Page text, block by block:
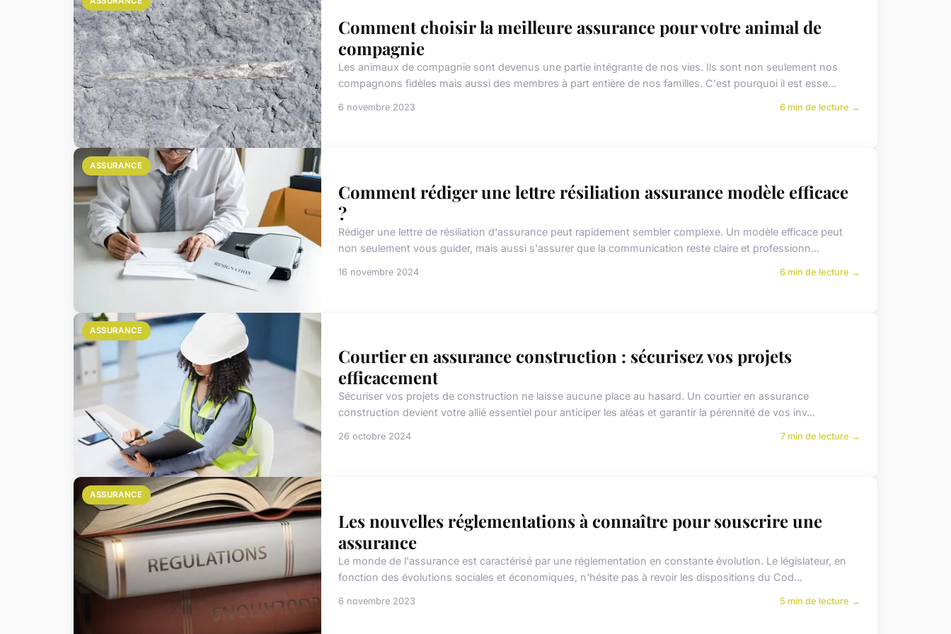
Comment choisir la meilleure assurance pour votre animal de
compagnie
Les animaux de compagnie sont devenus une partie intégrante de nos vies. Ils sont non seulement nos
compagnons fidèles mais aussi des membres à part entière de nos familles. C'est pourquoi il est esse...
6 novembre 2023 6 min de lecture →
ASSURANCE
Comment rédiger une lettre résiliation assurance modèle efficace
?
Rédiger une lettre de résiliation d'assurance peut rapidement sembler complexe. Un modèle efficace peut
non seulement vous guider, mais aussi s'assurer que la communication reste claire et professionn...
16 novembre 2024 6 min de lecture →
ASSURANCE
Courtier en assurance construction : sécurisez vos projets
efficacement
Sécuriser vos projets de construction ne laisse aucune place au hasard. Un courtier en assurance
construction devient votre allié essentiel pour anticiper les aléas et garantir la pérennité de vos inv...
26 octobre 2024 7 min de lecture →
ASSURANCE
Les nouvelles réglementations à connaître pour souscrire une
assurance
Le monde de l'assurance est caractérisé par une réglementation en constante évolution. Le législateur, en
fonction des évolutions sociales et économiques, n'hésite pas à revoir les dispositions du Cod...
6 novembre 2023 5 min de lecture →